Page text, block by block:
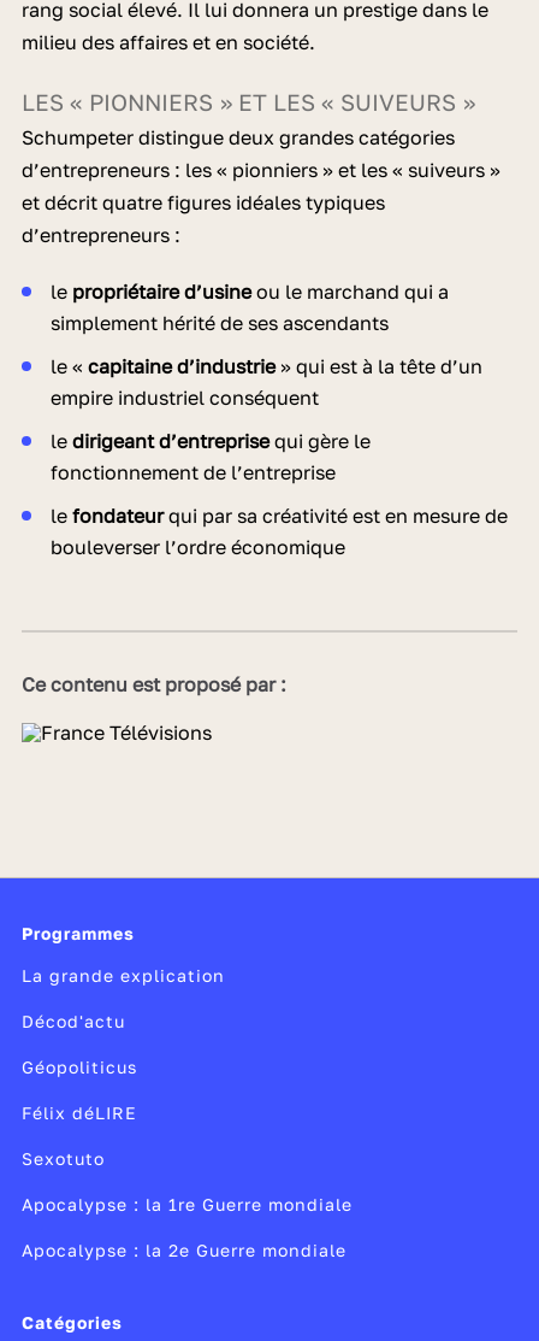
rang social élevé. Il lui donnera un prestige dans le
milieu des affaires et en société.
LES « PIONNIERS » ET LES « SUIVEURS »
Schumpeter distingue deux grandes catégories
d’entrepreneurs : les « pionniers » et les « suiveurs »
et décrit quatre figures idéales typiques
d’entrepreneurs :
le propriétaire d’usineou le marchand qui a
simplement hérité de ses ascendants
le « capitaine d’industrie» qui est à la tête d’un
empire industriel conséquent
le dirigeant d’entreprisequi gère le
fonctionnement de l’entreprise
le fondateurqui par sa créativité est en mesure de
bouleverser l’ordre économique
Ce contenu est proposé par :
Programmes
La grande explication
Décod'actu
Géopoliticus
Félix déLIRE
Sexotuto
Apocalypse : la 1re Guerre mondiale
Apocalypse : la 2e Guerre mondiale
Catégories